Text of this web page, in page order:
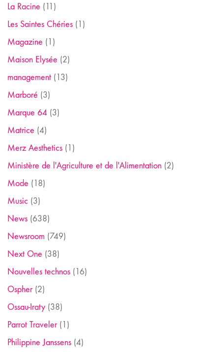
La Racine (11)
Les Saintes Chéries (1)
Magazine (1)
Maison Elysée (2)
management (13)
Marboré (3)
Marque 64 (3)
Matrice (4)
Merz Aesthetics (1)
Ministère de l'Agriculture et de l'Alimentation (2)
Mode (18)
Music (3)
News (638)
Newsroom (749)
Next One (38)
Nouvelles technos (16)
Ospher(2)
Ossau-Iraty (38)
Parrot Traveler(1)
Philippine Janssens (4)